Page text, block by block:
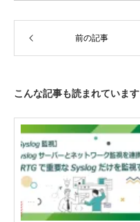
前の記事
こんな記事も読まれています